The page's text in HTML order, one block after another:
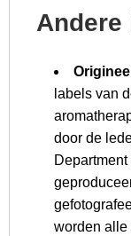
Andere
labels van
door de
worden alle